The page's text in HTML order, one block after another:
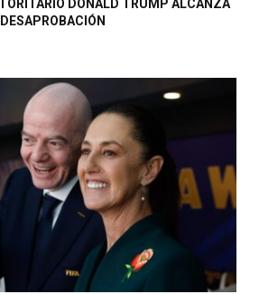
DONALD TRUMP ALCANZA